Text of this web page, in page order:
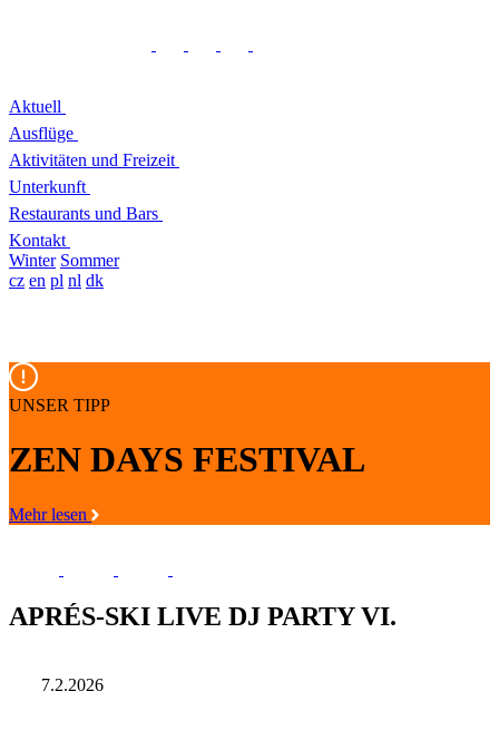
Aktuell
Ausflüge
Aktivitäten und Freizeit
Unterkunft
Restaurants und Bars
Kontakt
Winter Sommer
cz en pl nl dk
UNSER TIPP
ZEN DAYS FESTIVAL
Mehr lesen
APRÉS-SKI LIVE DJ PARTY VI.
7.2.2026